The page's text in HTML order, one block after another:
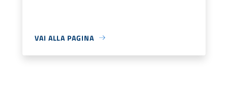
VAI ALLA PAGINA